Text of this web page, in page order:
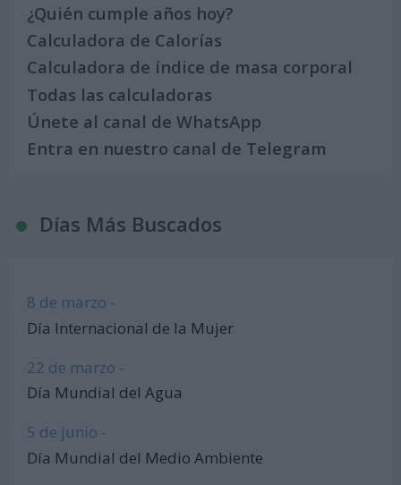
¿Quién cumple años hoy?
Calculadora de Calorías
Calculadora de índice de masa corporal
Todas las calculadoras
Únete al canal de WhatsApp
Entra en nuestro canal de Telegram
Días Más Buscados
8 de marzo -
Día Internacional de la Mujer
22 de marzo -
Día Mundial del Agua
5 de junio -
Día Mundial del Medio Ambiente